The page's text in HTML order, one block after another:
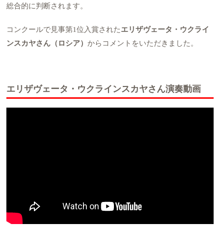
総合的に判断されます。
コンクールで見事第1位入賞されたエリザヴェータ・ウクライ
ンスカヤさん（ロシア） からコメントをいただきました。
エリザヴェータ・ウクラインスカヤさん演奏動画